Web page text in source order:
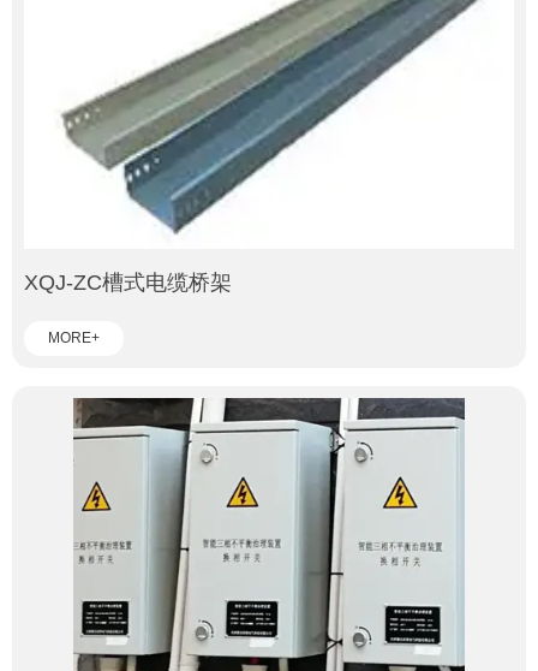
XQJ-ZC槽式电缆桥架
MORE+